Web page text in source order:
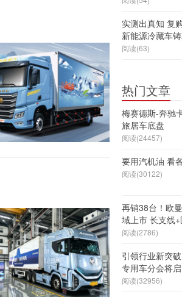
实测出真知 复
新能源冷藏车
阅读(63)
热门文章
梅赛德斯-奔驰
旅居车底盘
阅读(24457)
要用汽机油 看
阅读(30122)
再销38台！欧
域上市 长支线+
阅读(2786)
引领行业新突
专用车分会将
阅读(32956)